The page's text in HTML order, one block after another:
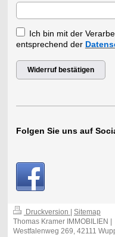
Ich bin mit der
entsprechend der
Widerruf bestätigen
Folgen Sie uns auf
Druckversion
Sitemap
Thomas Kramer IMMOBILIEN |
Westfalenweg 269, 42111